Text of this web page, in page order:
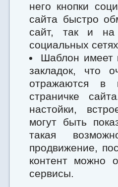
него кнопки
сайта быстро
сайт, так и
социальных
Шаблон имеет
закладок, что
отражаются в
страничке
настойки,
могут быть
такая
продвижение,
контент можно
сервисы.